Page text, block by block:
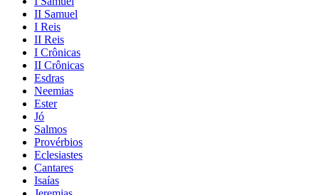
II Samuel
I Reis
II Reis
I Crônicas
II Crônicas
Esdras
Neemias
Ester
Jó
Salmos
Provérbios
Eclesiastes
Cantares
Isaías